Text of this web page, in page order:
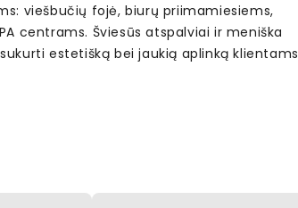
viešbučių fojė, biurų priimamiesiems,
centrams. Šviesūs atspalviai ir meniška
estetišką bei jaukią aplinką klientams